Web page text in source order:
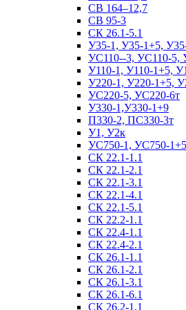
СВ 164–12,7
СВ 95-3
СК 26.1-5.1
У35-1, У35-1+5,
УС110--3, УС110-5,
У110-1, У110-1+5,
У220-1, У220-1+5,
УС220-5, УС220-6т
У330-1,У330-1+9
П330-2, ПС330-3т
У1, У2к
УС750-1, УС750-
СК 22.1-1.1
СК 22.1-2.1
СК 22.1-3.1
СК 22.1-4.1
СК 22.1-5.1
СК 22.2-1.1
СК 22.4-1.1
СК 22.4-2.1
СК 26.1-1.1
СК 26.1-2.1
СК 26.1-3.1
СК 26.1-6.1
СК 26.2-1.1